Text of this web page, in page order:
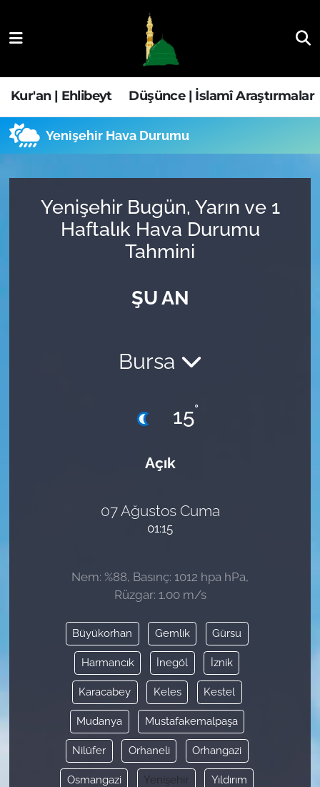
Kur'an | Ehlibeyt Düşünce | İslamî Araştırmalar
Yenişehir Hava Durumu
Yenişehir Bugün, Yarın ve 1
Haftalık Hava Durumu
Tahmini
ŞU AN
Bursa
15°
Açık
07 Ağustos Cuma
01:15
Nem: %88, Basınç: 1012 hpa hPa,
Rüzgar: 1.00 m/s
Büyükorhan Gemlik Gürsu
Harmancık İnegöl İznik
Karacabey Keles Kestel
Mudanya Mustafakemalpaşa
Nilüfer Orhaneli Orhangazi
Osmangazi Yenişehir Yıldırım
Düşünce | İslamî Araştırmalar
Ehla-Der Haber
Fıkıh | Ahkam
Hava Durumu
Trafik Durumu
Tüm Manşetler
Son Dakika Haberleri